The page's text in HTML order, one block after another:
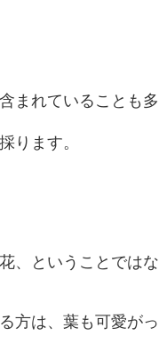
まれていることも
ります。
、ということでは
方は、葉も可愛が